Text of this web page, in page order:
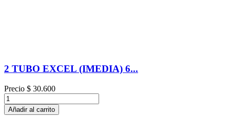
2 TUBO EXCEL (IMEDIA) 6...
Precio $ 30.600
Añadir al carrito